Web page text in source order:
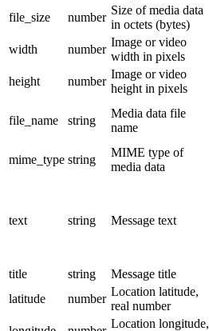
file_size
number
Size of media data
in octets (bytes)
width
number
Image or video
width in pixels
height
number
Image or video
height in pixels
file_name string
Media data file
name
mime_type string
MIME type of
media data
text string Message text
title
string Message title
latitude
number
Location latitude,
real number
Location longitude,